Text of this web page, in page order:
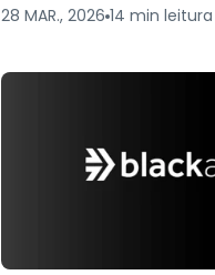
28 MAR., 2026 14 min leitura